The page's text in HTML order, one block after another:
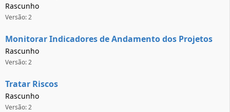
Rascunho
Versão: 2
Monitorar Indicadores de Andamento dos Projetos
Rascunho
Versão: 2
Tratar Riscos
Rascunho
Versão: 2